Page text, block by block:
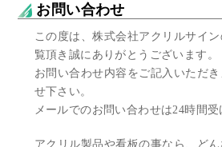
京都市新景観条例
看板Before After
お問い合わせ
この度は、株式会社アクリルサイ
覧頂き誠にありがとうございます。
お問い合わせ内容をご記入いただ
せ下さい。
メールでのお問い合わせは24時間受
アクリル製品や看板の事なら、ど